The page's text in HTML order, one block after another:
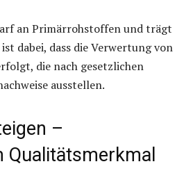
an Primärrohstoffen und trägt
dabei, dass die Verwertung von
die nach gesetzlichen
ausstellen.
–